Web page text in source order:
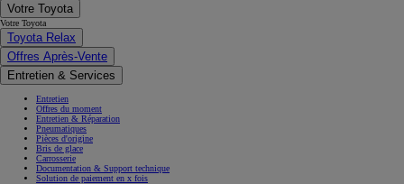
Votre Toyota
Votre Toyota
Toyota Relax
Offres Après-Vente
Entretien & Services
Entretien
Offres du moment
Entretien & Réparation
Pneumatiques
Pièces d'origine
Bris de glace
Carrosserie
Documentation & Support technique
Solution de paiement en x fois